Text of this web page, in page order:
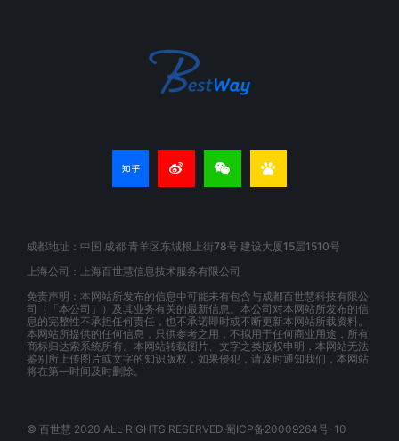
成都地址：中国 成都 青羊区东城根上街78号 建设大厦15层1510号
上海公司：上海百世慧信息技术服务有限公司
免责声明：本网站所发布的信息中可能未有包含与成都百世慧科技有限公
司（「本公司」）及其业务有关的最新信息。本公司对本网站所发布的信
息的完整性不承担任何责任，也不承诺即时或不断更新本网站所载资料。
本网站所提供的任何信息，只供参考之用，不拟用于任何商业用途，所有
商标归达索系统所有。本网站转载图片、文字之类版权申明，本网站无法
鉴别所上传图片或文字的知识版权，如果侵犯，请及时通知我们，本网站
将在第一时间及时删除。
© 百世慧 2020.ALL RIGHTS RESERVED.蜀ICP备20009264号-10